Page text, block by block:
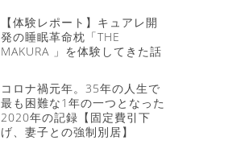
【体験レポート】キュアレ開
発の睡眠革命枕「THE
MAKURA 」を体験してきた話
コロナ禍元年。35年の人生で
最も困難な1年の一つとなった
2020年の記録【固定費引下
げ、妻子との強制別居】